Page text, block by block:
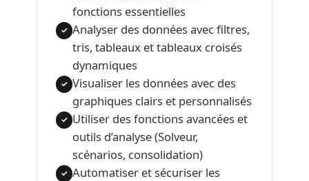
fonctions essentielles
✓ Analyser des données avec filtres,
tris, tableaux et tableaux croisés
dynamiques
✓ Visualiser les données avec des
graphiques clairs et personnalisés
✓ Utiliser des fonctions avancées et
outils d’analyse (Solveur,
scénarios, consolidation)
✓ Automatiser et sécuriser les